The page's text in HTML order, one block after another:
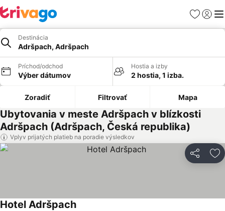
Obľúbené
Destinácia
Adršpach, Adršpach
Príchod/odchod
Výber dátumov
Hostia a izby
2 hostia, 1 izba.
Zoradiť Filtrovať Mapa
Ubytovania v meste Adršpach v blízkosti
Adršpach (Adršpach, Česká republika)
Vplyv prijatých platieb na poradie výsledkov
Zdieľať
Hotel Adršpach